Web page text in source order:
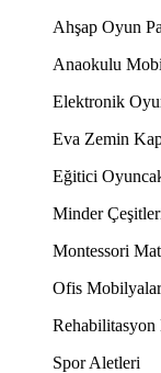
Ahşap Oyun
Anaokulu
Elektronik
Eva Zemin
Eğitici
Minder
Montessori
Ofis
Rehabilitasyon
Spor Aletleri